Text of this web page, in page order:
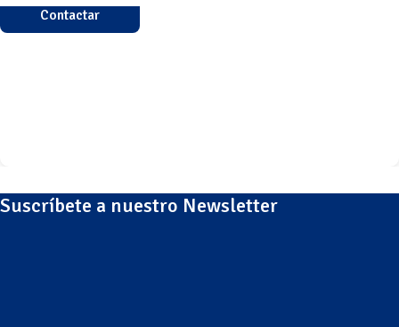
Contactar
Suscríbete a nuestro Newsletter